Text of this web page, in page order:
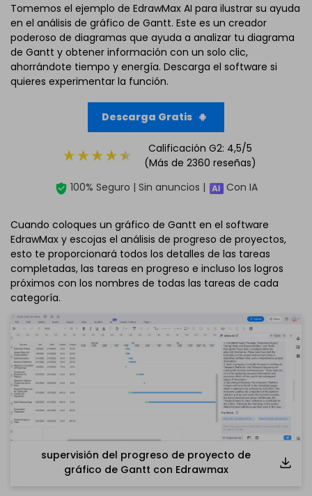
Tomemos el ejemplo de EdrawMax AI para ilustrar su ayuda
en el análisis de gráfico de Gantt. Este es un creador
poderoso de diagramas que ayuda a analizar tu diagrama
de Gantt y obtener información con un solo clic,
ahorrándote tiempo y energía. Descarga el software si
quieres experimentar la función.
Descarga Gratis
Calificación G2: 4,5/5
(Más de 2360 reseñas)
100% Seguro | Sin anuncios |
Con IA
Cuando coloques un gráfico de Gantt en el software
EdrawMax y escojas el análisis de progreso de proyectos,
esto te proporcionará todos los detalles de las tareas
completadas, las tareas en progreso e incluso los logros
próximos con los nombres de todas las tareas de cada
categoría.
supervisión del progreso de proyecto de
gráfico de Gantt con Edrawmax